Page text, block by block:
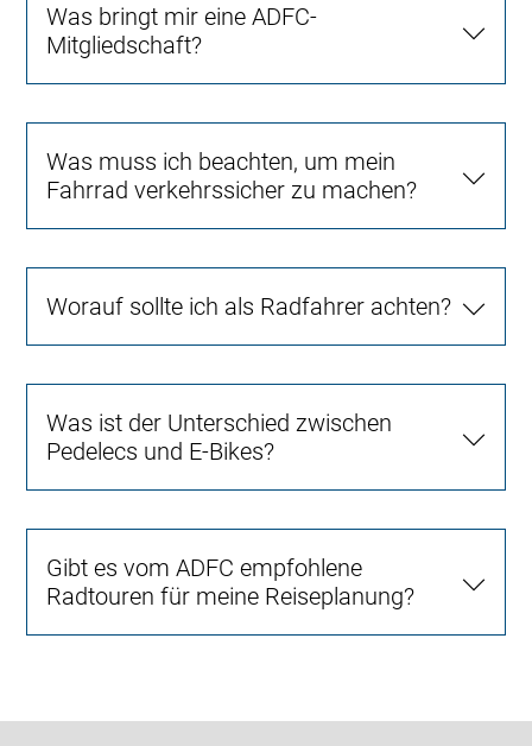
Was bringt mir eine ADFC-
Mitgliedschaft?
Was muss ich beachten, um mein
Fahrrad verkehrssicher zu machen?
Worauf sollte ich als Radfahrer achten?
Was ist der Unterschied zwischen
Pedelecs und E-Bikes?
Gibt es vom ADFC empfohlene
Radtouren für meine Reiseplanung?